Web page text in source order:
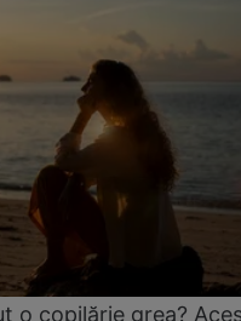
o copilărie grea?